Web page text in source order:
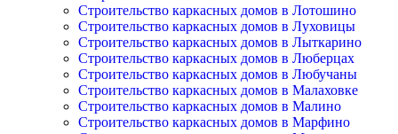
Строительство каркасных домов в Лотошино
Строительство каркасных домов в Луховицы
Строительство каркасных домов в Лыткарино
Строительство каркасных домов в Люберцах
Строительство каркасных домов в Любучаны
Строительство каркасных домов в Малаховке
Строительство каркасных домов в Малино
Строительство каркасных домов в Марфино